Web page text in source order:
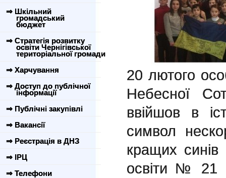
⇒ Шкільний
громадський
бюджет
⇒ Стратегія розвитку
освіти Чернігівської
територіальної громади
⇒ Харчування
⇒ Доступ до публічної
інформації
⇒ Публічні закупівлі
⇒ Вакансії
⇒ Реєстрація в ДНЗ
⇒ ІРЦ
⇒ Телефони
20 лютого
Небесної
ввійшов в
символ
кращих синів
освіти № 21